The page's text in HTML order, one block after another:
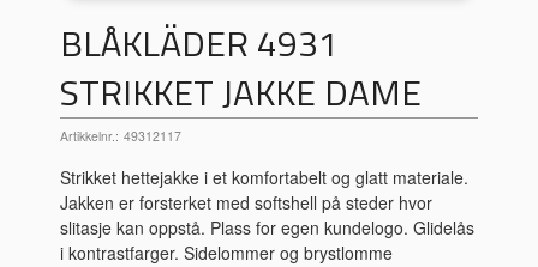
BLÅKLÄDER 4931
STRIKKET JAKKE DAME
Artikkelnr.: 49312117
Strikket hettejakke i et komfortabelt og glatt materiale.
Jakken er forsterket med softshell på steder hvor
slitasje kan oppstå. Plass for egen kundelogo. Glidelås
i kontrastfarger. Sidelommer og brystlomme